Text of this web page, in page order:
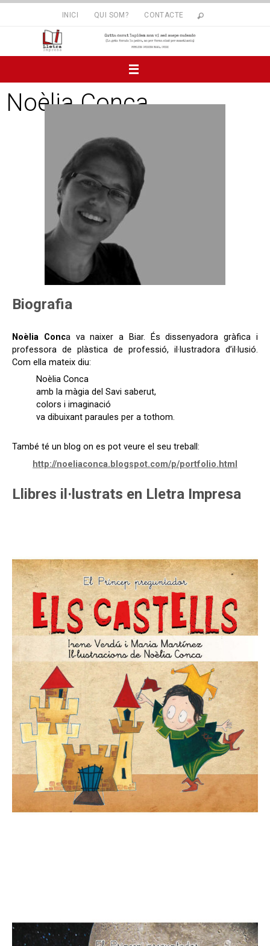
INICI QUI SOM? CONTACTE
Noèlia Conca
Biografia
Noèlia Conca va naixer a Biar. És dissenyadora gràfica i
professora de plàstica de professió, il·lustradora d’il·lusió.
Com ella mateix diu:
Noèlia Conca
amb la màgia del Savi saberut,
colors i imaginació
va dibuixant paraules per a tothom.
També té un blog on es pot veure el seu treball:
http://noeliaconca.blogspot.com/p/portfolio.html
Llibres il·lustrats en Lletra Impresa